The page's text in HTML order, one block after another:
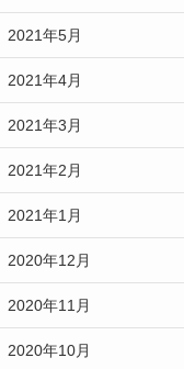
2021年5月
2021年4月
2021年3月
2021年2月
2021年1月
2020年12月
2020年11月
2020年10月